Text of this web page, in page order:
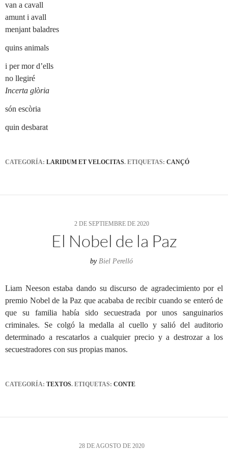
van a cavall
amunt i avall
menjant baladres
quins animals
i per mor d’ells
no llegiré
Incerta glòria
són escòria
quin desbarat
CATEGORÍA: LARIDUM ET VELOCITAS. ETIQUETAS: CANÇÓ
2 DE SEPTIEMBRE DE 2020
El Nobel de la Paz
by Biel Perelló
Liam Neeson estaba dando su discurso de agradecimiento por el
premio Nobel de la Paz que acababa de recibir cuando se enteró de
que su familia había sido secuestrada por unos sanguinarios
criminales. Se colgó la medalla al cuello y salió del auditorio
determinado a rescatarlos a cualquier precio y a destrozar a los
secuestradores con sus propias manos.
CATEGORÍA: TEXTOS. ETIQUETAS: CONTE
28 DE AGOSTO DE 2020